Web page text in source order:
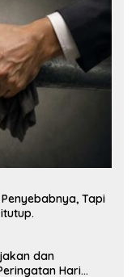
Tapi
dan
Hari